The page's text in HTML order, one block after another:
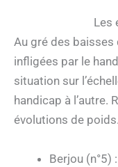
Les
Au gré des
infligées par le
situation sur
handicap à l’autre.
évolutions de poids.
Berjou (n°5)